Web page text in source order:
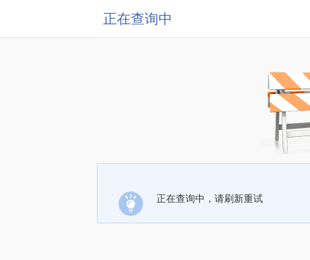
正在查询中
正在查询中，请刷新重试